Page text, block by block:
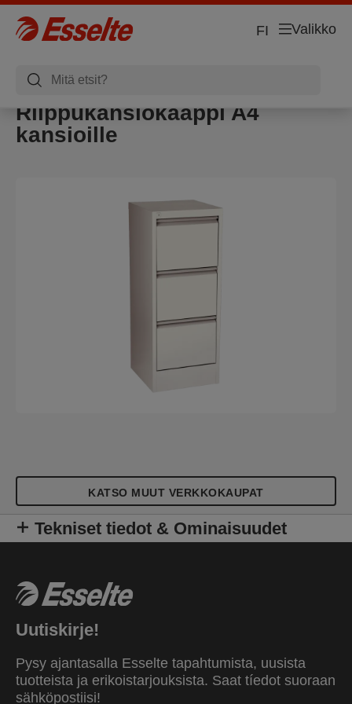
Valikko
FI
Riippukansiokaappi A4
kansioille
KATSO MUUT VERKKOKAUPAT
Tekniset tiedot & Ominaisuudet
Uutiskirje!
Pysy ajantasalla Esselte tapahtumista, uusista
tuotteista ja erikoistarjouksista. Saat tíedot suoraan
sähköpostiisi!